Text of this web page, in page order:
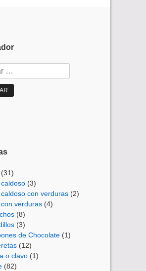
(31)
(3)
con verduras (2)
verduras (4)
(8)
(3)
de Chocolate (1)
(12)
o clavo (1)
(82)